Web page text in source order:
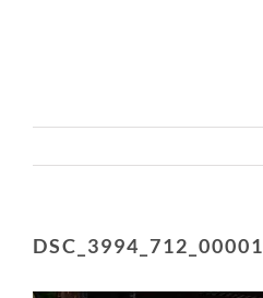
DSC_3994_712_00001